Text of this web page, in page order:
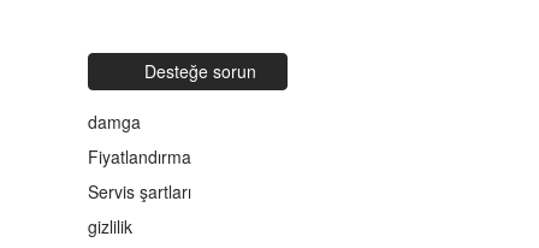
Desteğe sorun
damga
Fiyatlandırma
Servis şartları
gizlilik